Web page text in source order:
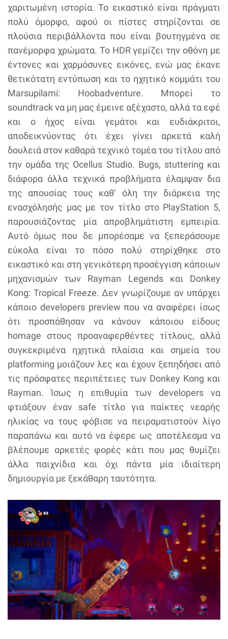
χαριτωμένη ιστορία. Το εικαστικό είναι πράγματι
πολύ όμορφο, αφού οι πίστες στηρίζονται σε
πλούσια περιβάλλοντα που είναι βουτηγμένα σε
πανέμορφα χρώματα. To HDR γεμίζει την οθόνη με
έντονες και χαρμόσυνες εικόνες, ενώ μας έκανε
θετικότατη εντύπωση και το ηχητικό κομμάτι του
Marsupilami: Hoobadventure. Μπορεί το
soundtrack να μη μας έμεινε αξέχαστο, αλλά τα εφέ
και ο ήχος είναι γεμάτοι και ευδιάκριτοι,
αποδεικνύοντας ότι έχει γίνει αρκετά καλή
δουλειά στον καθαρά τεχνικό τομέα του τίτλου από
την ομάδα της Ocellus Studio. Bugs, stuttering και
διάφορα άλλα τεχνικά προβλήματα έλαμψαν δια
της απουσίας τους καθ’ όλη την διάρκεια της
ενασχόλησής μας με τον τίτλο στο PlayStation 5,
παρουσιάζοντας μία απροβλημάτιστη εμπειρία.
Αυτό όμως που δε μπορέσαμε να ξεπεράσουμε
εύκολα είναι το πόσο πολύ στηρίχθηκε στο
εικαστικό και στη γενικότερη προσέγγιση κάποιων
μηχανισμών των Rayman Legends και Donkey
Kong: Tropical Freeze. Δεν γνωρίζουμε αν υπάρχει
κάποιο developers preview που να αναφέρει ίσως
ότι προσπάθησαν να κάνουν κάποιου είδους
homage στους προαναφερθέντες τίτλους, αλλά
συγκεκριμένα ηχητικά πλαίσια και σημεία του
platforming μοιάζουν λες και έχουν ξεπηδήσει από
τις πρόσφατες περιπέτειες των Donkey Kong και
Rayman. Ίσως η επιθυμία των developers να
φτιάξουν έναν safe τίτλο για παίκτες νεαρής
ηλικίας να τους φόβισε να πειραματιστούν λίγο
παραπάνω και αυτό να έφερε ως αποτέλεσμα να
βλέπουμε αρκετές φορές κάτι που μας θυμίζει
άλλα παιχνίδια και όχι πάντα μία ιδιαίτερη
δημιουργία με ξεκάθαρη ταυτότητα.